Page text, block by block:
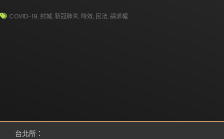
COVID-19,封城,新冠肺炎, 時效, 民法,請求權
台北所：